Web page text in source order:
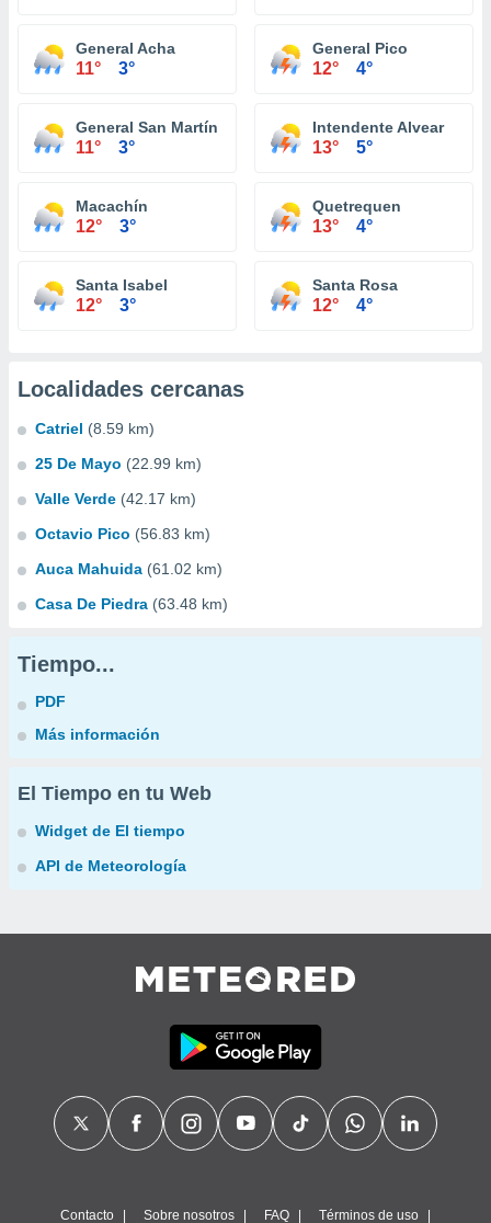
General Acha
11° 3°
General Pico
12° 4°
General San Martín
11° 3°
Intendente Alvear
13° 5°
Macachín
12° 3°
Quetrequen
13° 4°
Santa Isabel
12° 3°
Santa Rosa
12° 4°
Localidades cercanas
Catriel (8.59 km)
25 De Mayo (22.99 km)
Valle Verde (42.17 km)
Octavio Pico (56.83 km)
Auca Mahuida (61.02 km)
Casa De Piedra (63.48 km)
Tiempo...
PDF
Más información
El Tiempo en tu Web
Widget de El tiempo
API de Meteorología
Contacto Sobre nosotros FAQ Términos de uso